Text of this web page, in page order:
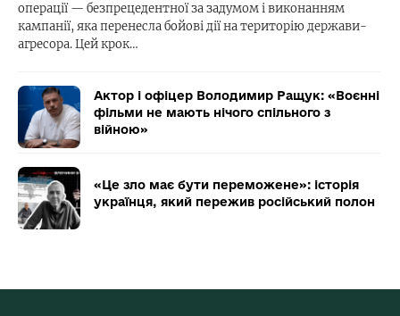
операції — безпрецедентної за задумом і виконанням
кампанії, яка перенесла бойові дії на територію держави-
агресора. Цей крок…
Актор і офіцер Володимир Ращук: «Воєнні
фільми не мають нічого спільного з
війною»
«Це зло має бути переможене»: історія
українця, який пережив російський полон